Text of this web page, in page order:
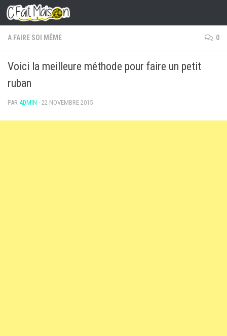
Skip to content
A FAIRE SOI MÊME 0
Voici la meilleure méthode pour faire un petit
ruban
PAR ADMIN · 22 NOVEMBRE 2015